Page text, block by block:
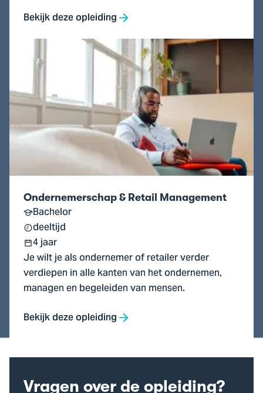
Bekijk deze opleiding
&
Retail
Management
Ondernemerschap & Retail Management
Bachelor
deeltijd
4 jaar
Je wilt je als ondernemer of retailer verder
verdiepen in alle kanten van het ondernemen,
managen en begeleiden van mensen.
Bekijk deze opleiding
Vragen over de opleiding?